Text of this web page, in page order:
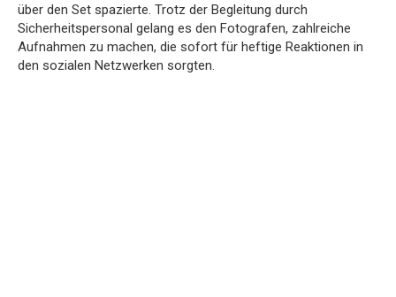
über den Set spazierte. Trotz der Begleitung durch
Sicherheitspersonal gelang es den Fotografen, zahlreiche
Aufnahmen zu machen, die sofort für heftige Reaktionen in
den sozialen Netzwerken sorgten.